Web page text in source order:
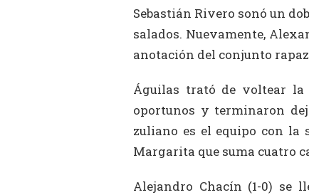
Sebastián Rivero sonó un
salados. Nuevamente,
anotación del conjunto
Águilas trató de voltear la
oportunos y terminaron
zuliano es el equipo con la
Margarita que suma cuatro
Alejandro Chacín (1-0) se